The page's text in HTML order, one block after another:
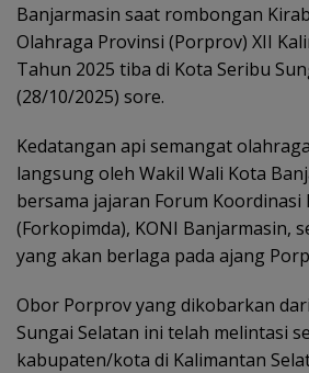
Banjarmasin saat rombongan
Olahraga Provinsi (Porprov) XII
Tahun 2025 tiba di Kota Seribu
(28/10/2025) sore.
Kedatangan api semangat
langsung oleh Wakil Wali Kota
bersama jajaran Forum Koordinasi
(Forkopimda), KONI Banjarmasin,
yang akan berlaga pada ajang
Obor Porprov yang dikobarkan
Sungai Selatan ini telah melintasi
kabupaten/kota di Kalimantan